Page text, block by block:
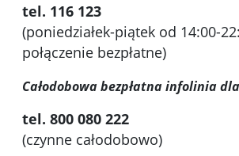
tel. 116 123
(poniedziałek-piątek od 14:00-
połączenie bezpłatne)
Całodobowa bezpłatna infolinia
tel. 800 080 222
(czynne całodobowo)